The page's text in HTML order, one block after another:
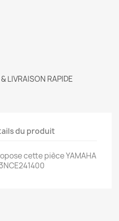
LIVRAISON RAPIDE
du produit
cette pièce YAMAHA